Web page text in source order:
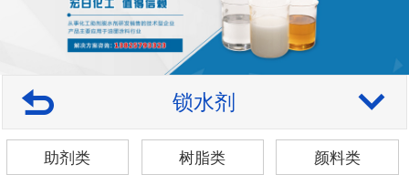
锁水剂
助剂类 树脂类 颜料类